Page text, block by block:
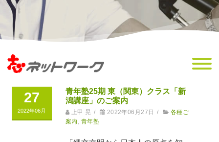
27
2022年06月
青年塾25期 東（関東）クラス「新
潟講座」のご案内
上甲 晃 / 2022年06月27日 /
各種ご
案内
青年塾